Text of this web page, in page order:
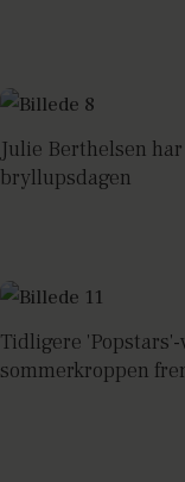
Julie Berthelsen
bryllupsdagen
Tidligere
sommerkroppen